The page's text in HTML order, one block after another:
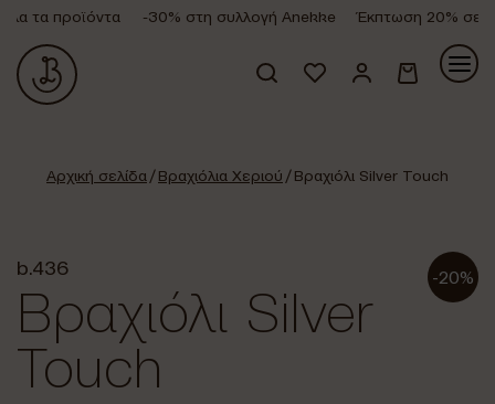
τα προϊόντα -30% στη συλλογή Anekke Έκπτωση 20% σε
Αρχική σελίδα/Βραχιόλια Χεριού / Βραχιόλι Silver Touch
-20%
b.436
Βραχιόλι Silver
Touch